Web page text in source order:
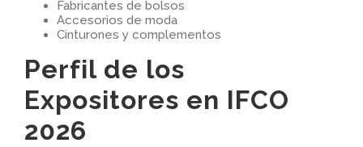
Fabricantes de bolsos
Accesorios de moda
Cinturones y complementos
Perfil de los
Expositores en IFCO
2026